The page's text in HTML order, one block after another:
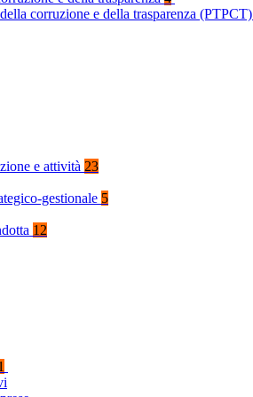
corruzione e della trasparenza (PTPCT)
e attività 23
gestionale 5
12